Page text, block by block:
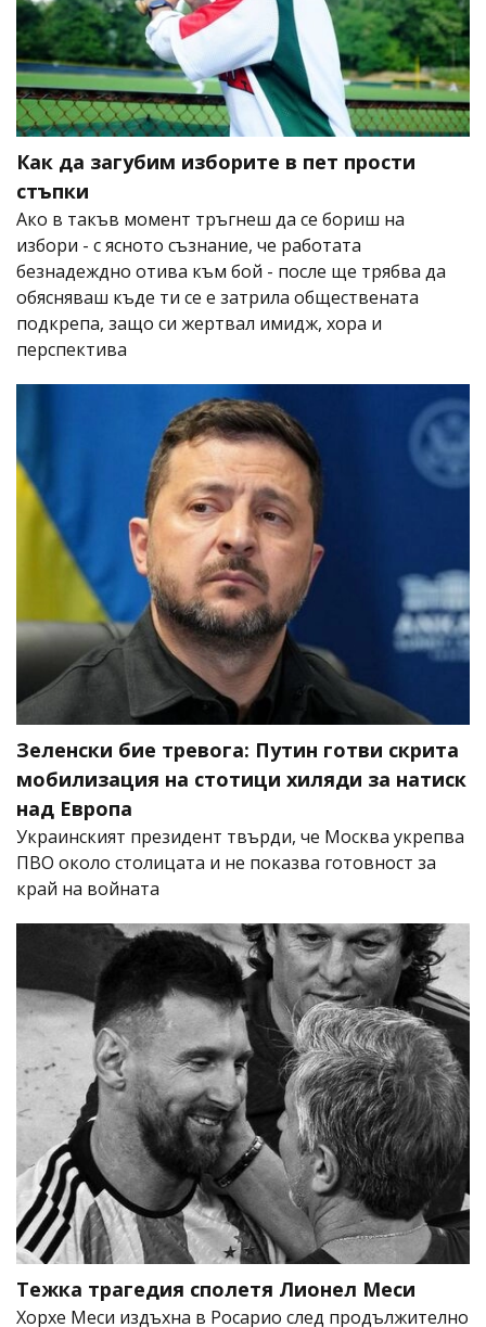
Как да загубим изборите в пет прости
стъпки
Ако в такъв момент тръгнеш да се бориш на
избори - с ясното съзнание, че работата
безнадеждно отива към бой - после ще трябва да
обясняваш къде ти се е затрила обществената
подкрепа, защо си жертвал имидж, хора и
перспектива
Зеленски бие тревога: Путин готви скрита
мобилизация на стотици хиляди за натиск
над Европа
Украинският президент твърди, че Москва укрепва
ПВО около столицата и не показва готовност за
край на войната
Тежка трагедия сполетя Лионел Меси
Хорхе Меси издъхна в Росарио след продължително